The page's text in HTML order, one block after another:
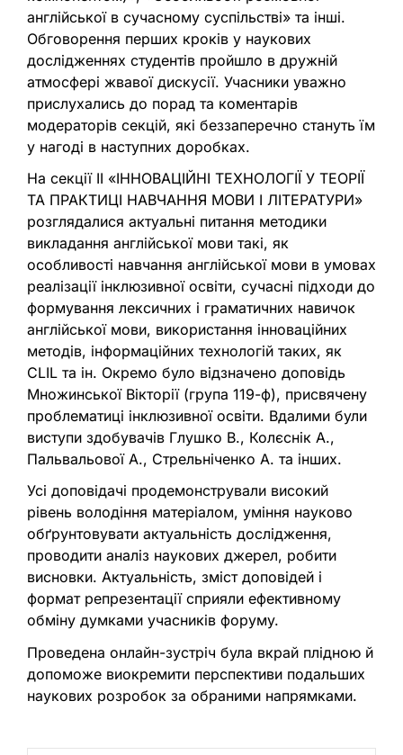
англійської в сучасному суспільстві» та інші.
Обговорення перших кроків у наукових
дослідженнях студентів пройшло в дружній
атмосфері жвавої дискусії. Учасники уважно
прислухались до порад та коментарів
модераторів секцій, які беззаперечно стануть їм
у нагоді в наступних доробках.
На секції ІІ «ІННОВАЦІЙНІ ТЕХНОЛОГІЇ У ТЕОРІЇ
ТА ПРАКТИЦІ НАВЧАННЯ МОВИ І ЛІТЕРАТУРИ»
розглядалися актуальні питання методики
викладання англійської мови такі, як
особливості навчання англійської мови в умовах
реалізації інклюзивної освіти, сучасні підходи до
формування лексичних і граматичних навичок
англійської мови, використання інноваційних
методів, інформаційних технологій таких, як
CLIL та ін. Окремо було відзначено доповідь
Множинської Вікторії (група 119-ф), присвячену
проблематиці інклюзивної освіти. Вдалими були
виступи здобувачів Глушко В., Колєснік А.,
Пальвальової А., Стрельніченко А. та інших.
Усі доповідачі продемонстрували високий
рівень володіння матеріалом, уміння науково
обґрунтовувати актуальність дослідження,
проводити аналіз наукових джерел, робити
висновки. Актуальність, зміст доповідей і
формат репрезентації сприяли ефективному
обміну думками учасників форуму.
Проведена онлайн-зустріч була вкрай плідною й
допоможе виокремити перспективи подальших
наукових розробок за обраними напрямками.